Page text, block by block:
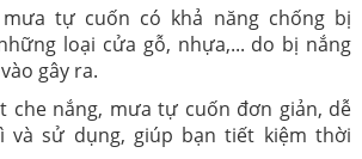
tự cuốn có khả năng chống bị
loại cửa gỗ, nhựa,... do bị nắng
gây ra.
che nắng, mưa tự cuốn đơn giản, dễ
và sử dụng, giúp bạn tiết kiệm thời